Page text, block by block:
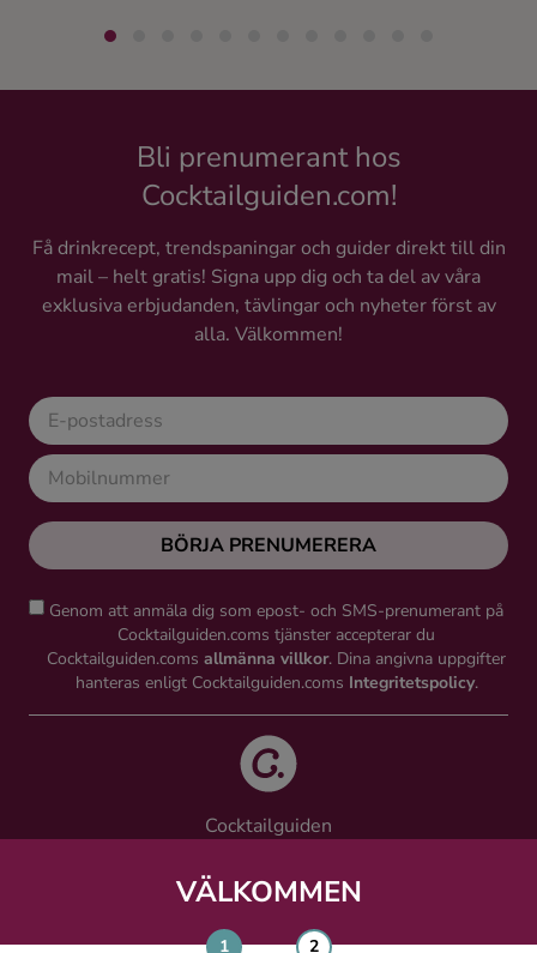
VÄLKOMMEN
Bli prenumerant hos
Cocktailguiden.com!
Få drinkrecept, trendspaningar och guider direkt till din
mail – helt gratis! Signa upp dig och ta del av våra
exklusiva erbjudanden, tävlingar och nyheter först av
alla. Välkommen!
BÖRJA PRENUMERERA
Genom att anmäla dig som epost- och SMS-prenumerant på
Cocktailguiden.coms tjänster accepterar du
Cocktailguiden.coms allmänna villkor. Dina angivna uppgifter
hanteras enligt Cocktailguiden.coms Integritetspolicy.
Cocktailguiden
Västra Järnvägsgatan 21, 111 64 Stockholm
info@cocktailguiden.com